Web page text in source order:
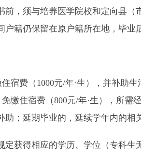
须与培养医学院校和定向县（
籍仍保留在原户籍所在地，毕业
费（1000元/年·生），并补助生
缴住宿费（800元/年·生），所
；延期毕业的，延续学年内的相
获得相应的学历、学位（专科生